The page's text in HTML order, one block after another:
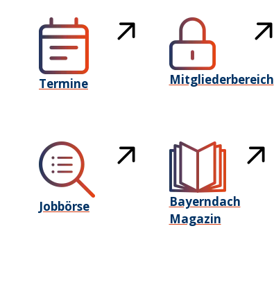
Termine Mitgliederbereich
Jobbörse
Bayerndach
Magazin